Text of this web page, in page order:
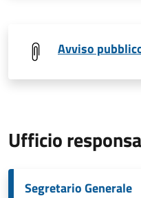
Avviso
Ufficio
Segretario Generale